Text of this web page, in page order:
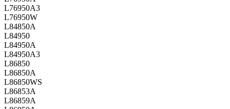
L76950A3
L76950W
L84850A
L84950
L84950A
L84950A3
L86850
L86850A
L86850WS
L86853A
L86859A